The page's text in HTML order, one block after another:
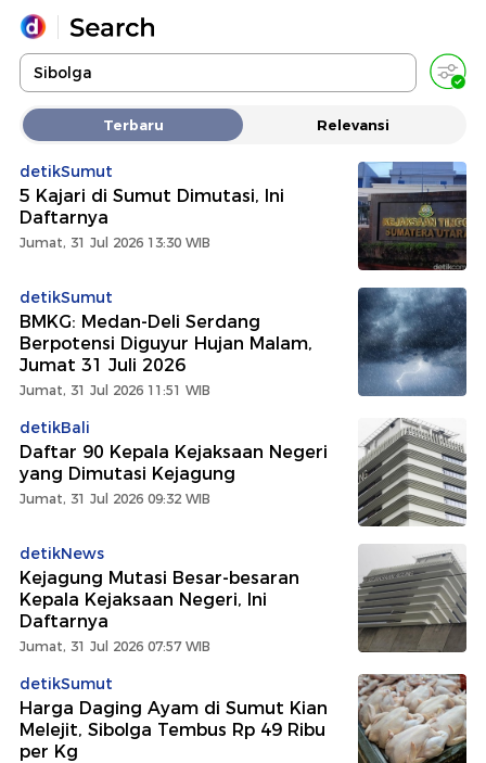
Yang sedang ramai dicari
Loading...
Promoted
Terbaru Relevansi
detikSumut
5 Kajari di Sumut Dimutasi, Ini
Daftarnya
Jumat, 31 Jul 2026 13:30 WIB
detikSumut
BMKG: Medan-Deli Serdang
Berpotensi Diguyur Hujan Malam,
Jumat 31 Juli 2026
Jumat, 31 Jul 2026 11:51 WIB
detikBali
Daftar 90 Kepala Kejaksaan Negeri
yang Dimutasi Kejagung
Jumat, 31 Jul 2026 09:32 WIB
detikNews
Kejagung Mutasi Besar-besaran
Kepala Kejaksaan Negeri, Ini
Daftarnya
Jumat, 31 Jul 2026 07:57 WIB
detikSumut
Harga Daging Ayam di Sumut Kian
Melejit, Sibolga Tembus Rp 49 Ribu
per Kg